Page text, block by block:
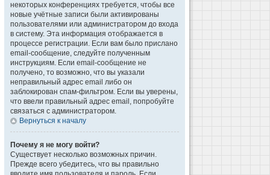
некоторых конференциях требуется, чтобы все
новые учётные записи были активированы
пользователями или администратором до входа
в систему. Эта информация отображается в
процессе регистрации. Если вам было прислано
email-сообщение, следуйте полученным
инструкциям. Если email-сообщение не
получено, то возможно, что вы указали
неправильный адрес email либо он
заблокирован спам-фильтром. Если вы уверены,
что ввели правильный адрес email, попробуйте
связаться с администратором.
Вернуться к началу
Почему я не могу войти?
Существует несколько возможных причин.
Прежде всего убедитесь, что вы правильно